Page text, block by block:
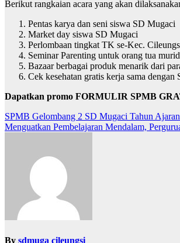
Berikut rangkaian acara yang akan
Pentas karya dan seni siswa SD Mugaci
Market day siswa SD Mugaci
Perlombaan tingkat TK se-Kec.
Seminar Parenting untuk orang tua
Bazaar berbagai produk menarik dari
Cek kesehatan gratis kerja sama
Dapatkan promo FORMULIR SPMB
Post
navigation
SPMB Gelombang 2 SD Mugaci Tahun
Menguatkan Pembelajaran Mendalam,
By sdmuga cileungsi